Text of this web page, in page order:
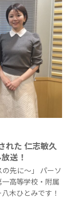
れた 仁志敏久
送！
先に〜」 パーソ
高等学校・附属
木ひとみです！